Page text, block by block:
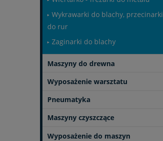
Wykrawarki do blachy, przecinarki
do rur
Zaginarki do blachy
Maszyny do drewna
Wyposażenie warsztatu
Pneumatyka
Maszyny czyszczące
Wyposażenie do maszyn